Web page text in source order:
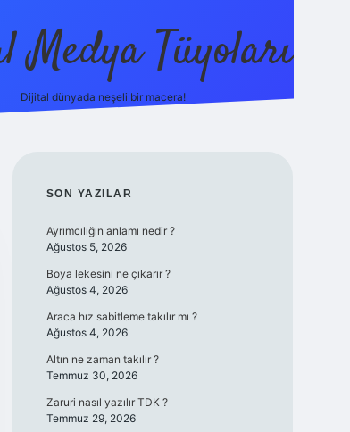
Medya Tüyoları
Dijital dünyada neşeli bir macera!
SIDEBAR
SON YAZILAR
Ayrımcılığın anlamı nedir ?
Ağustos 5, 2026
Boya lekesini ne çıkarır ?
Ağustos 4, 2026
Araca hız sabitleme takılır mı ?
Ağustos 4, 2026
Altın ne zaman takılır ?
Temmuz 30, 2026
Zaruri nasıl yazılır TDK ?
Temmuz 29, 2026